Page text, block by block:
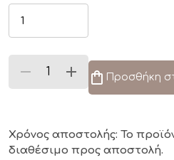
Προσθήκη
Χρόνος αποστολής: Το
διαθέσιμο προς αποστολή.